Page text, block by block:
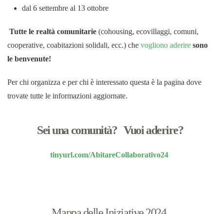
dal 6 settembre al 13 ottobre
Tutte le realtà comunitarie (cohousing, ecovillaggi, comuni,
cooperative, coabitazioni solidali, ecc.) che vogliono aderire sono
le benvenute!
Per chi organizza e per chi è interessato questa è la pagina dove
trovate tutte le informazioni aggiornate.
Sei una comunità? Vuoi aderire?
tinyurl.com/AbitareCollaborativo24